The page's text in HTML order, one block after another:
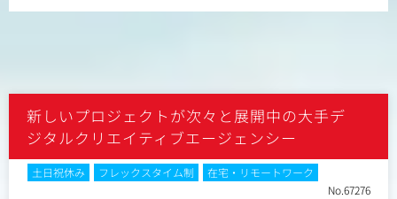
新しいプロジェクトが次々と展開中の大手デ
ジタルクリエイティブエージェンシー
土日祝休み フレックスタイム制
在宅・リモートワーク
No.67276